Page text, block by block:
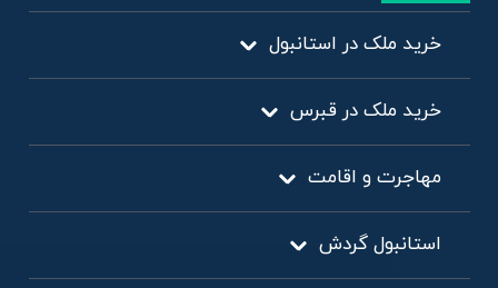
خرید ملک در استانبول
خرید ملک در قبرس
مهاجرت و اقامت
استانبول گردش